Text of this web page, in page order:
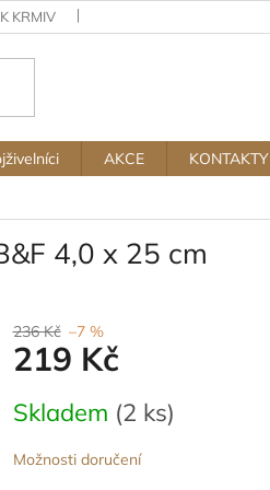
KRMIV
AKCE KONTAKTY
4,0 x 25 cm
236 Kč –7 %
219 Kč
cena:
Skladem (2 ks)
Možnosti doručení